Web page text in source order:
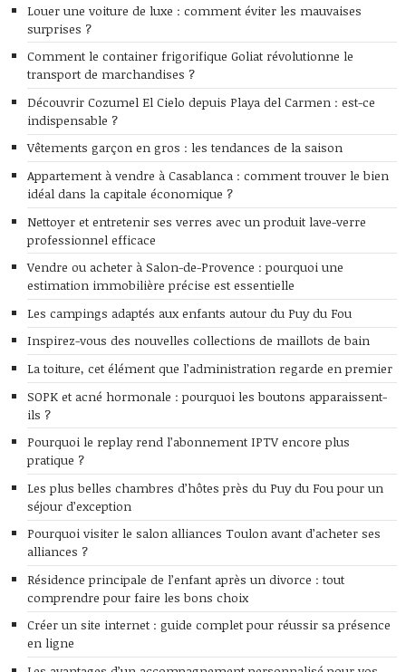
Louer une voiture de luxe : comment éviter les mauvaises
surprises ?
Comment le container frigorifique Goliat révolutionne le
transport de marchandises ?
Découvrir Cozumel El Cielo depuis Playa del Carmen : est-ce
indispensable ?
Vêtements garçon en gros : les tendances de la saison
Appartement à vendre à Casablanca : comment trouver le bien
idéal dans la capitale économique ?
Nettoyer et entretenir ses verres avec un produit lave-verre
professionnel efficace
Vendre ou acheter à Salon-de-Provence : pourquoi une
estimation immobilière précise est essentielle
Les campings adaptés aux enfants autour du Puy du Fou
Inspirez-vous des nouvelles collections de maillots de bain
La toiture, cet élément que l’administration regarde en premier
SOPK et acné hormonale : pourquoi les boutons apparaissent-
ils ?
Pourquoi le replay rend l’abonnement IPTV encore plus
pratique ?
Les plus belles chambres d’hôtes près du Puy du Fou pour un
séjour d’exception
Pourquoi visiter le salon alliances Toulon avant d’acheter ses
alliances ?
Résidence principale de l’enfant après un divorce : tout
comprendre pour faire les bons choix
Créer un site internet : guide complet pour réussir sa présence
en ligne